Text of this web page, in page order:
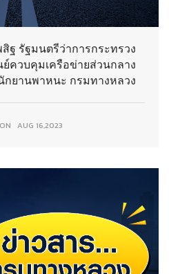
ฐ รัฐมนตรีว่าการกระทรวง
ควบคุมเครือข่ายส่วนกลาง
ยานพาหนะ กรมทางหลวง
AUG 16,2023